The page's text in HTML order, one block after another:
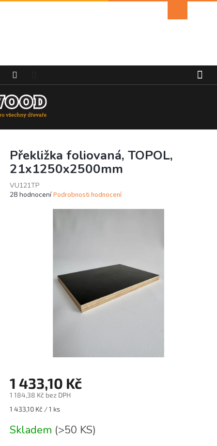
Přejít
košík
Překližka foliovaná, TOPOL,
21x1250x2500mm
VU121TP
Průměrné
28 hodnocení Podrobnosti hodnocení
1 433,10 Kč
1 184,38 Kč bez DPH
Měrná
1 433,10 Kč / 1 ks
Skladem (>50 KS)